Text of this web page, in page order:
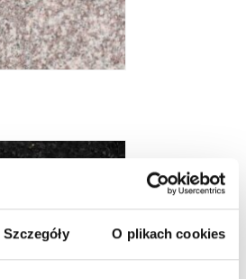
Szczegóły O plikach cookies